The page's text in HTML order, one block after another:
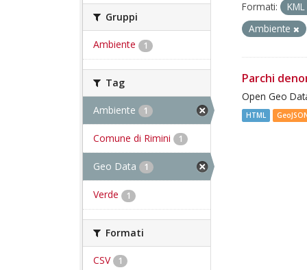
Gruppi
Ambiente 1
Tag
Ambiente 1
Comune di Rimini 1
Geo Data 1
Verde 1
Formati
CSV 1
Formati:
KML
Ambiente
Parchi
Open Geo
HTML